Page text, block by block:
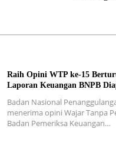
Raih Opini WTP ke-15
Laporan Keuangan BNPB
Badan Nasional
menerima opini Wajar Tanpa
Badan Pemeriksa Keuangan…